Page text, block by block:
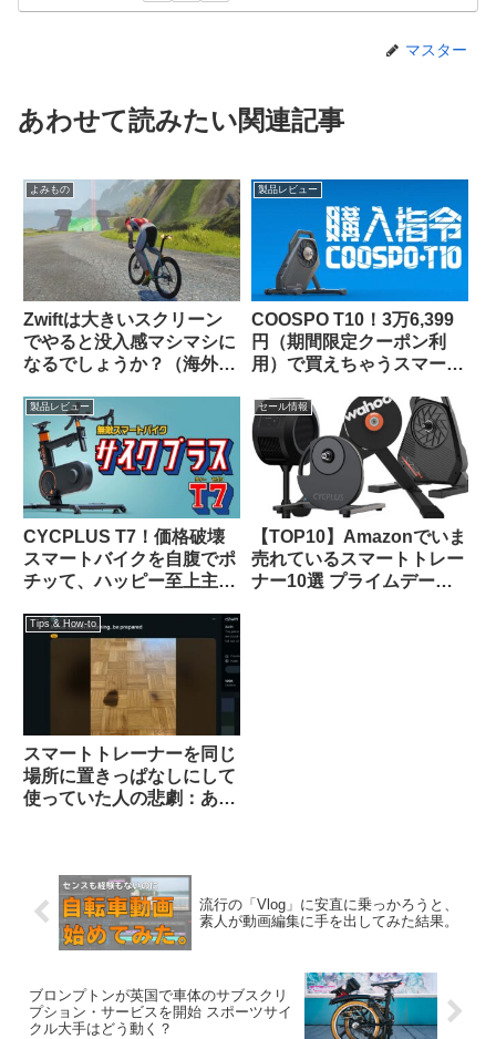
マスター
あわせて読みたい関連記事
よみもの
Zwiftは大きいスクリーン
でやると没入感マシマシに
なるでしょうか？（海外掲
製品レビュー
COOSPO T10！3万6,399
円（期間限定クーポン利
用）で買えちゃうスマート
になるの？（なりまし
た！）
製品レビュー
CYCPLUS T7！価格破壊
スマートバイクを自腹でポ
チッて、ハッピー至上主
セール情報
【TOP10】Amazonでいま
売れているスマートトレー
ナー10選 プライムデーセ
Tips & How-to
スマートトレーナーを同じ
場所に置きっぱなしにして
使っていた人の悲劇：あな
流行の「Vlog」に安直に乗っかろうと、
素人が動画編集に手を出してみた結果。
ブロンプトンが英国で車体のサブスクリ
プション・サービスを開始 スポーツサイ
クル大手はどう動く？